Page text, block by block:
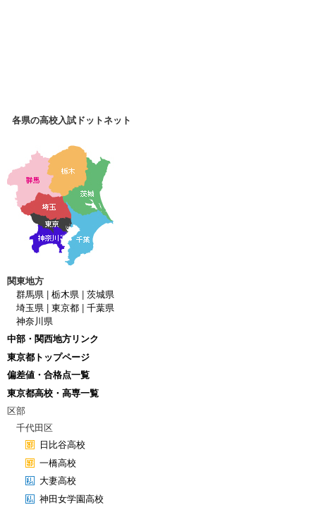
各県の高校入試ドットネット
関東地方
群馬県 | 栃木県 | 茨城県
埼玉県 | 東京都 | 千葉県
神奈川県
中部・関西地方リンク
東京都トップページ
偏差値・合格点一覧
東京都高校・高専一覧
区部
千代田区
日比谷高校
一橋高校
大妻高校
神田女学園高校